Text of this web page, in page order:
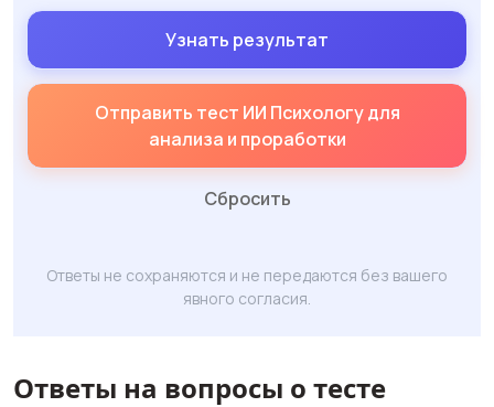
Узнать результат
Отправить тест ИИ Психологу для
анализа и проработки
Сбросить
Ответы не сохраняются и не передаются без вашего
явного согласия.
Ответы на вопросы о тесте